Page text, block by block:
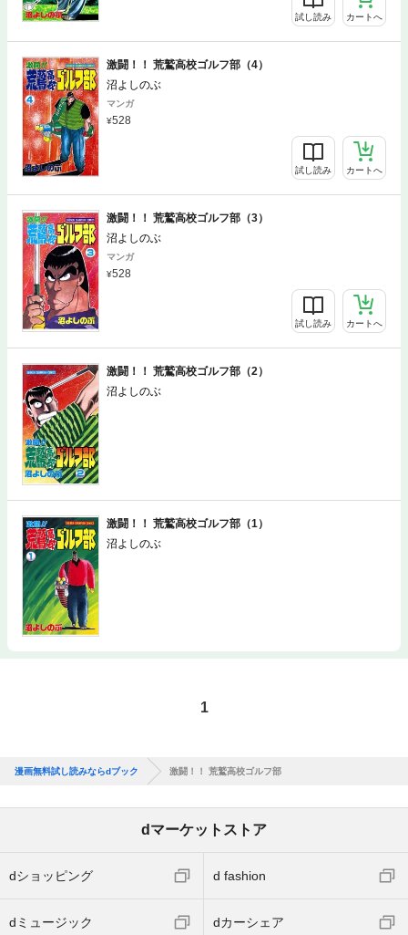
試し読み カートへ
激闘！！ 荒鷲高校ゴルフ部（4）
沼よしのぶ
マンガ
528
試し読み カートへ
激闘！！ 荒鷲高校ゴルフ部（3）
沼よしのぶ
マンガ
528
試し読み カートへ
激闘！！ 荒鷲高校ゴルフ部（2）
沼よしのぶ
激闘！！ 荒鷲高校ゴルフ部（1）
沼よしのぶ
1
漫画無料試し読みならdブック 激闘！！ 荒鷲高校ゴルフ部
dマーケットストア
dショッピング d fashion
dミュージック dカーシェア